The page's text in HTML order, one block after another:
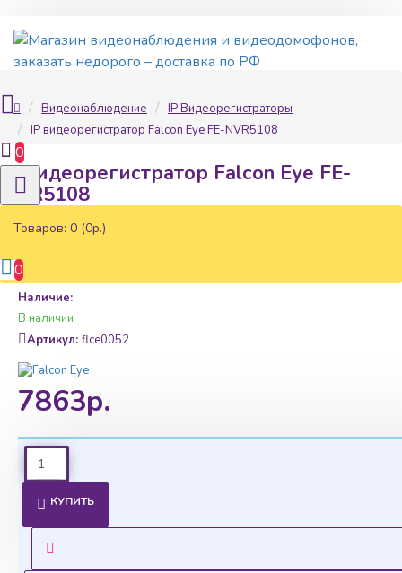
0
Товаров: 0 (0р.)
0
Видеонаблюдение
IP Видеорегистраторы
IP видеорегистратор Falcon Eye FE-NVR5108
IP видеорегистратор Falcon Eye FE-
NVR5108
7863р.
Наличие:
В наличии
Артикул: flce0052
КУПИТЬ
Ценовая политика
Уточнить цены на опт можно у менеджера